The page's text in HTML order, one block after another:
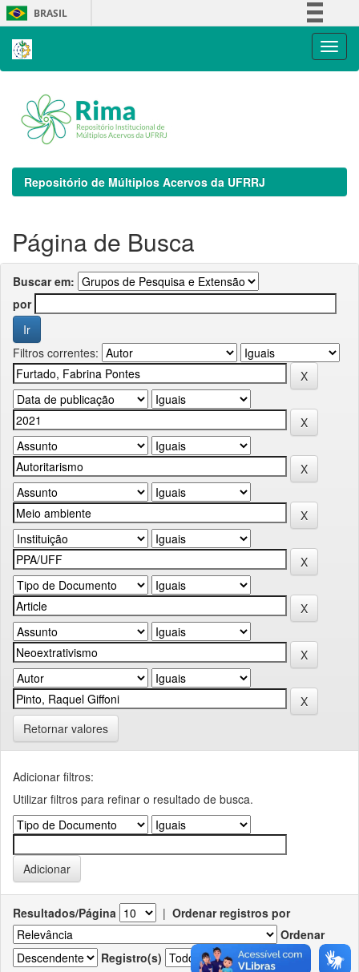
Skip
navigation
BRASIL
Repositório de Múltiplos Acervos da UFRRJ
Página de Busca
Buscar em:
por
Filtros correntes:
Retornar valores
Adicionar filtros:
Utilizar filtros para refinar o resultado de busca.
Resultados/Página | Ordenar registros por
Ordenar
Registro(s)